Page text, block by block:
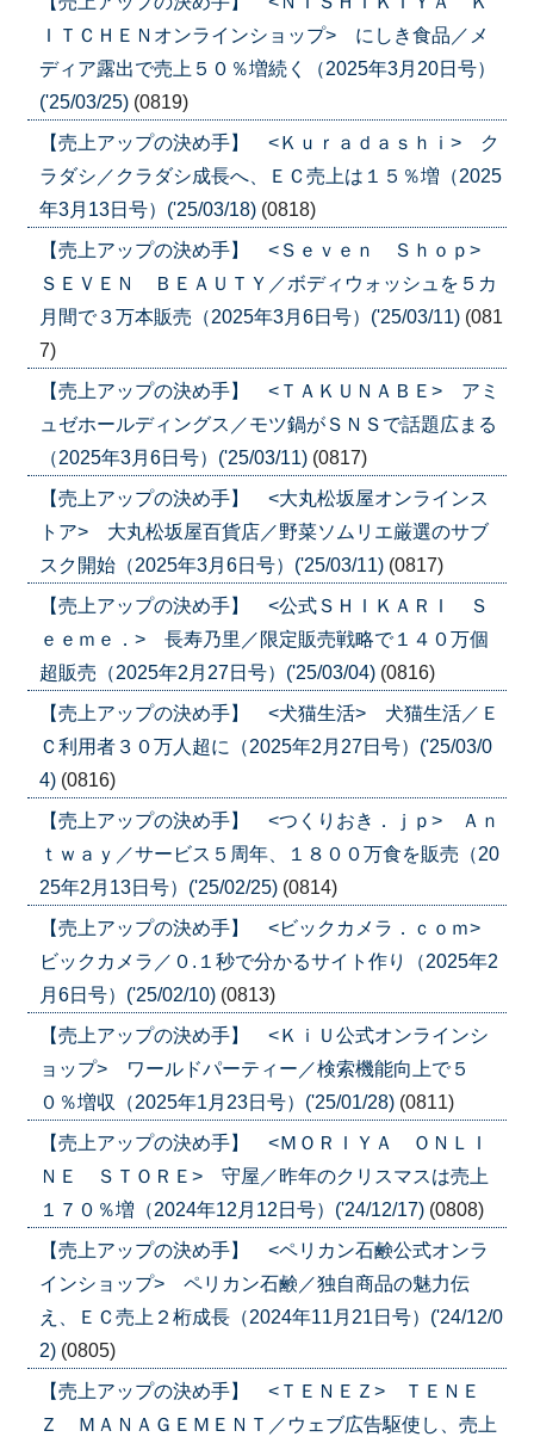
ＩＴＣＨＥＮオンラインショップ> にしき食品／メ
ディア露出で売上５０％増続く（2025年3月20日号）
('25/03/25) (0819)
【売上アップの決め手】 <Ｋｕｒａｄａｓｈｉ> ク
ラダシ／クラダシ成長へ、ＥＣ売上は１５％増（2025
年3月13日号）('25/03/18) (0818)
【売上アップの決め手】 <Ｓｅｖｅｎ Ｓｈｏｐ>
ＳＥＶＥＮ ＢＥＡＵＴＹ／ボディウォッシュを５カ
月間で３万本販売（2025年3月6日号）('25/03/11) (081
7)
【売上アップの決め手】 <ＴＡＫＵＮＡＢＥ> アミ
ュゼホールディングス／モツ鍋がＳＮＳで話題広まる
（2025年3月6日号）('25/03/11) (0817)
【売上アップの決め手】 <大丸松坂屋オンラインス
トア> 大丸松坂屋百貨店／野菜ソムリエ厳選のサブ
スク開始（2025年3月6日号）('25/03/11) (0817)
【売上アップの決め手】 <公式ＳＨＩＫＡＲＩ Ｓ
ｅｅｍｅ．> 長寿乃里／限定販売戦略で１４０万個
超販売（2025年2月27日号）('25/03/04) (0816)
【売上アップの決め手】 <犬猫生活> 犬猫生活／Ｅ
Ｃ利用者３０万人超に（2025年2月27日号）('25/03/0
4) (0816)
【売上アップの決め手】 <つくりおき．ｊｐ> Ａｎ
ｔｗａｙ／サービス５周年、１８００万食を販売（20
25年2月13日号）('25/02/25) (0814)
【売上アップの決め手】 <ビックカメラ．ｃｏｍ>
ビックカメラ／０.１秒で分かるサイト作り（2025年2
月6日号）('25/02/10) (0813)
【売上アップの決め手】 <ＫｉＵ公式オンラインシ
ョップ> ワールドパーティー／検索機能向上で５
０％増収（2025年1月23日号）('25/01/28) (0811)
【売上アップの決め手】 <ＭＯＲＩＹＡ ＯＮＬＩ
ＮＥ ＳＴＯＲＥ> 守屋／昨年のクリスマスは売上
１７０％増（2024年12月12日号）('24/12/17) (0808)
【売上アップの決め手】 <ペリカン石鹸公式オンラ
インショップ> ペリカン石鹸／独自商品の魅力伝
え、ＥＣ売上２桁成長（2024年11月21日号）('24/12/0
2) (0805)
【売上アップの決め手】 <ＴＥＮＥＺ> ＴＥＮＥ
Ｚ ＭＡＮＡＧＥＭＥＮＴ／ウェブ広告駆使し、売上